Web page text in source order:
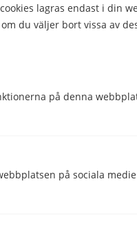
lagras endast i din
du väljer bort vissa av
på denna
på sociala